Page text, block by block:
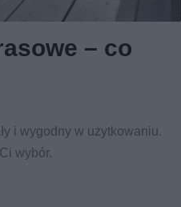
– co
i wygodny w użytkowaniu.
wybór.